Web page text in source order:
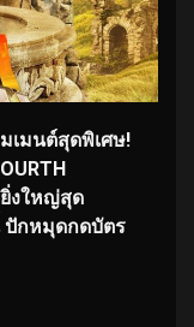
เมนต์สุดพิเศษ!
ยิ่งใหญ่สุด
ปักหมุดกดบัตร